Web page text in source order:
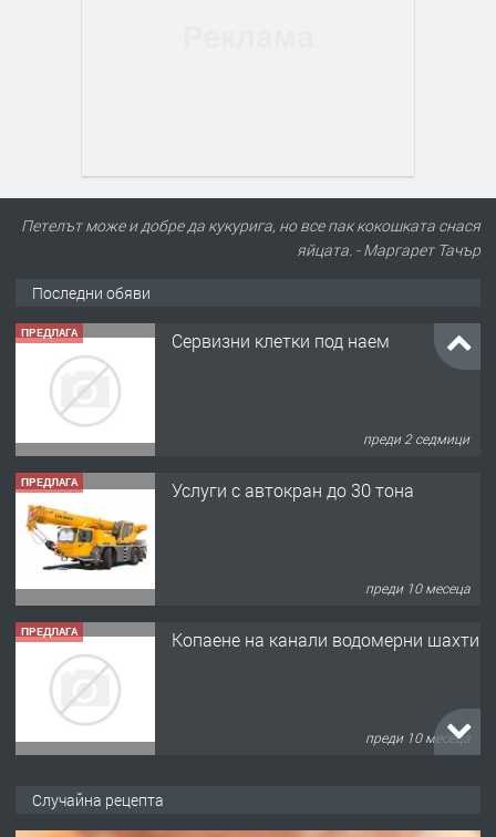
Петелът може и добре да кукурига, но все пак кокошката снася
яйцата. - Маргарет Тачър
Последни обяви
ПРЕДЛАГА Сервизни клетки под наем
преди 2 седмици
ПРЕДЛАГА Услуги с автокран до 30 тона
преди 10 месеца
ПРЕДЛАГА Копаене на канали водомерни шахти
преди 10 месеца
Случайна рецепта